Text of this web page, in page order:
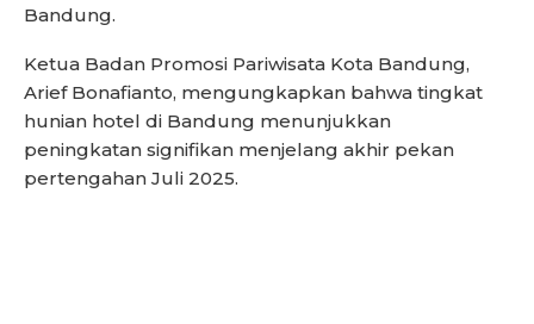
Bandung.
Ketua Badan Promosi Pariwisata Kota Bandung,
Arief Bonafianto, mengungkapkan bahwa tingkat
hunian hotel di Bandung menunjukkan
peningkatan signifikan menjelang akhir pekan
pertengahan Juli 2025.